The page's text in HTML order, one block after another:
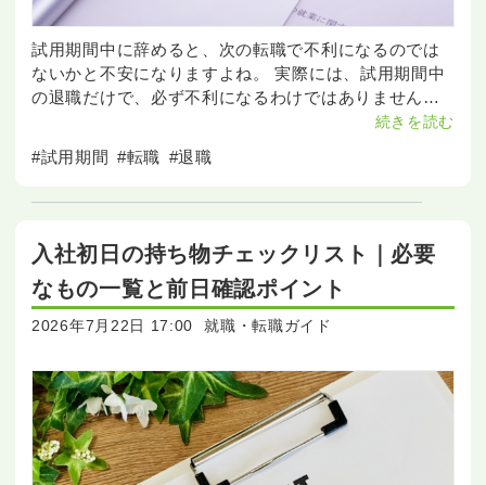
試用期間中に辞めると、次の転職で不利になるのでは
ないかと不安になりますよね。 実際には、試用期間中
の退職だけで、必ず不利になるわけではありません。
この記事では、辞めた場合の影響や履歴書の書き方、
面接での伝え方、退職手順まで分かりやすく解説しま
す。
#試用期間 #転職 #退職
続きを読む
入社初日の持ち物チェックリスト｜必要
なもの一覧と前日確認ポイント
2026年7月22日 17:00 就職・転職ガイド